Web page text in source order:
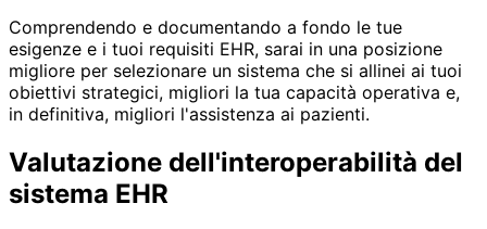
Comprendendo e documentando a fondo le tue
esigenze e i tuoi requisiti EHR, sarai in una posizione
migliore per selezionare un sistema che si allinei ai tuoi
obiettivi strategici, migliori la tua capacità operativa e,
in definitiva, migliori l'assistenza ai pazienti.
Valutazione dell'interoperabilità del
sistema EHR